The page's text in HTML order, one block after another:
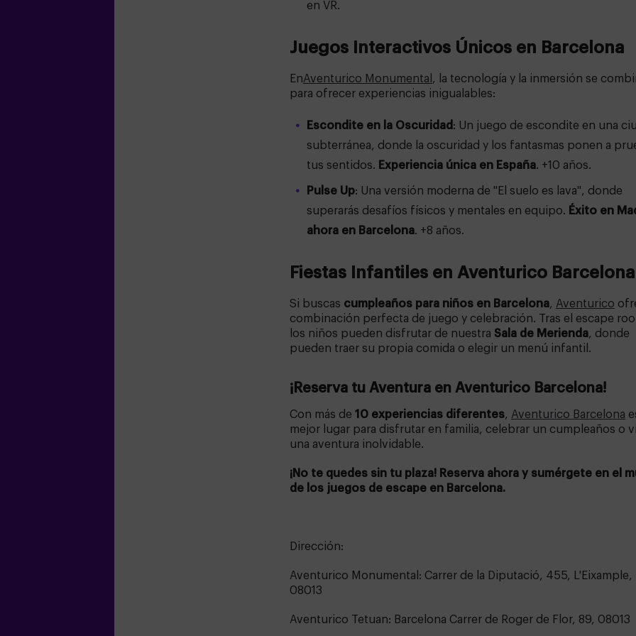
en VR.
Juegos Interactivos Únicos en Barcelona
EnAventurico Monumental , la tecnología y la inmersión se
para ofrecer experiencias inigualables:
Escondite en la Oscuridad : Un juego de escondite en una
subterránea, donde la oscuridad y los fantasmas ponen a
tus sentidos. Experiencia única en España. +10 años.
Pulse Up: Una versión moderna de "El suelo es lava", donde
superarás desafíos físicos y mentales en equipo. Éxito en
ahora en Barcelona. +8 años.
Fiestas Infantiles en Aventurico Barcelona
Si buscas cumpleaños para niños en Barcelona, Aventurico
combinación perfecta de juego y celebración. Tras el escape
los niños pueden disfrutar de nuestra Sala de Merienda, donde
pueden traer su propia comida o elegir un menú infantil.
¡Reserva tu Aventura en Aventurico Barcelona!
Con más de 10 experiencias diferentes, Aventurico Barcelona
mejor lugar para disfrutar en familia, celebrar un cumpleaños o
una aventura inolvidable.
¡No te quedes sin tu plaza! Reserva ahora y sumérgete en el
de los juegos de escape en Barcelona.
Dirección:
Aventurico Monumental: Carrer de la Diputació, 455, L'Eixample,
08013
Aventurico Tetuan: Barcelona Carrer de Roger de Flor, 89, 08013